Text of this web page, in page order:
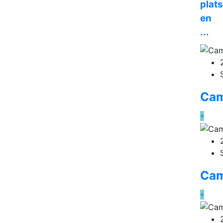
plats
en
...